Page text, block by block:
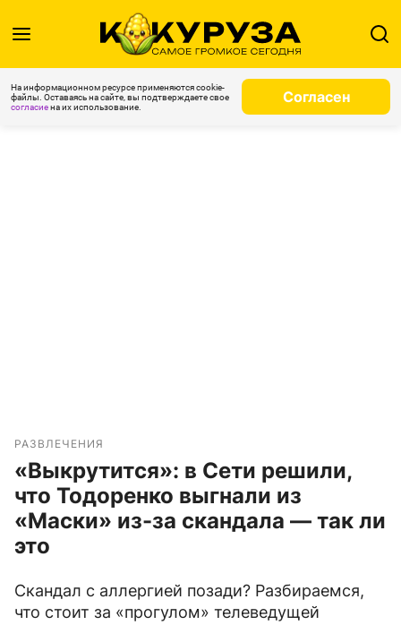
На информационном ресурсе применяются cookie-
файлы. Оставаясь на сайте, вы подтверждаете свое
согласиена их использование.
Согласен
РАЗВЛЕЧЕНИЯ
«Выкрутится»: в Сети решили,
что Тодоренко выгнали из
«Маски» из-за скандала — так ли
это
Скандал с аллергией позади? Разбираемся,
что стоит за «прогулом» телеведущей